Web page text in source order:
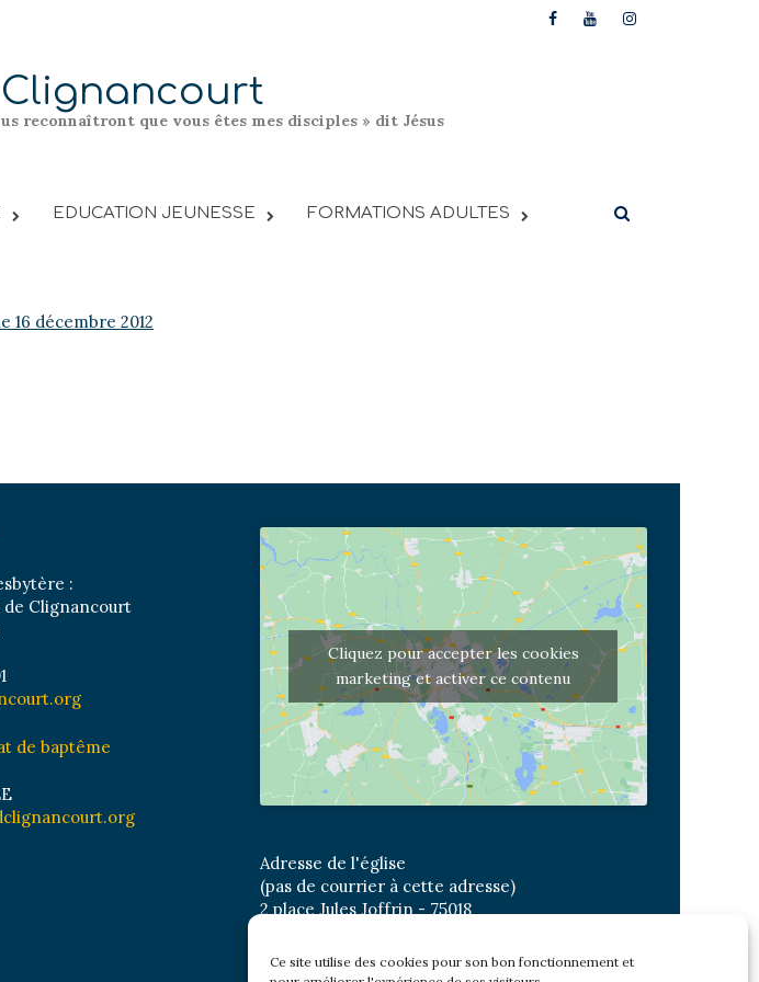
Ce site utilise des cookies pour son bon fonctionnement et
Clignancourt
reconnaîtront que vous êtes mes disciples » dit Jésus
EDUCATION JEUNESSE FORMATIONS ADULTES
16 décembre 2012
:
Clignancourt
de baptême
Cliquez pour accepter les cookies
marketing et activer ce contenu
Adresse de l'église
(pas de courrier à cette adresse)
2 place Jules Joffrin - 75018
Bus : Mairie du XVIII